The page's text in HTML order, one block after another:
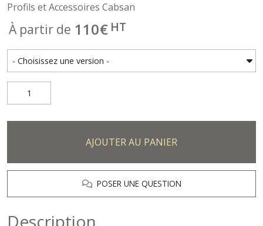
Profils et Accessoires Cabsan
À partir de 110€ HT
AJOUTER AU PANIER
POSER UNE QUESTION
Description